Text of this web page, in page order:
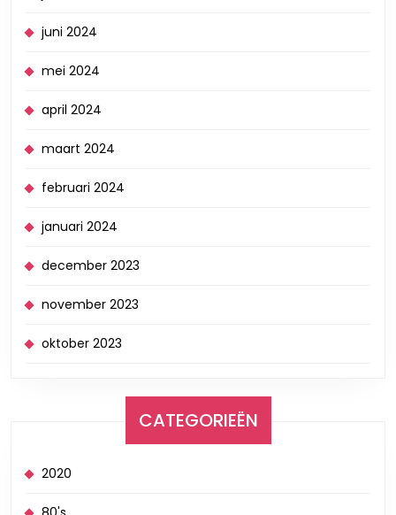
juni 2024
mei 2024
april 2024
maart 2024
februari 2024
januari 2024
december 2023
november 2023
oktober 2023
CATEGORIEËN
2020